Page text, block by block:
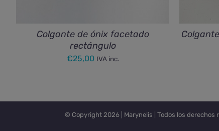
Colgante de ónix facetado
rectángulo
€25,00 IVA inc.
© Copyright 2026 | Marynelis | Todos los derechos